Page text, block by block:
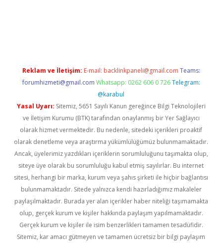
Reklam ve İletişim: E-mail: backlinkpaneli@gmail.com Teams:
forumhizmeti@gmail.com Whatsapp: 0262 606 0 726 Telegram:
@karabul
Yasal Uyarı: Sitemiz, 5651 Sayılı Kanun gereğince Bilgi Teknolojileri
ve İletişim Kurumu (BTK) tarafından onaylanmış bir Yer Sağlayıcı
olarak hizmet vermektedir. Bu nedenle, sitedeki içerikleri proaktif
olarak denetleme veya araştırma yükümlülüğümüz bulunmamaktadır.
Ancak, üyelerimiz yazdıkları içeriklerin sorumluluğunu taşımakta olup,
siteye üye olarak bu sorumluluğu kabul etmiş sayılırlar. Bu internet
sitesi, herhangi bir marka, kurum veya şahıs şirketi ile hiçbir bağlantısı
bulunmamaktadır. Sitede yalnızca kendi hazırladığımız makaleler
paylaşılmaktadır. Burada yer alan içerikler haber niteliği taşımamakta
olup, gerçek kurum ve kişiler hakkında paylaşım yapılmamaktadır.
Gerçek kurum ve kişiler ile isim benzerlikleri tamamen tesadüfidir.
Sitemiz, kar amacı gütmeyen ve tamamen ücretsiz bir bilgi paylaşım